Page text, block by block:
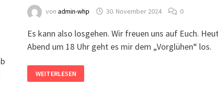
von admin-whp 30. November 2024 0
Es kann also losgehen. Wir freuen uns auf Euch.
Abend um 18 Uhr geht es mir dem „Vorglühen“ los.
LETZTEN
VORBEREITUNGEN
WEITERLESEN